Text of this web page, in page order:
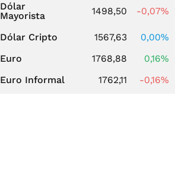
Dólar
Mayorista
1498,50 -0,07%
Dólar Cripto 1567,63
0,00%
Euro
1768,88
0,16%
Euro Informal
1762,11 -0,16%